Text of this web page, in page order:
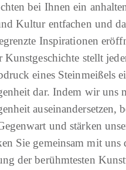
bei Ihnen ein
Kultur entfachen und
Inspirationen
Kunstgeschichte stellt
eines Steinmeißels
dar. Indem wir uns
auseinandersetzen,
und stärken
Sie gemeinsam mit uns
der berühmtesten